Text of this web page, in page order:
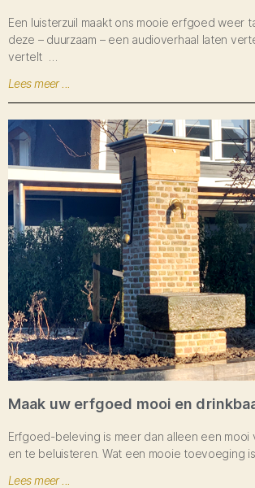
Een luisterzuil maakt ons mooie erfgoed weer
deze – duurzaam – een audioverhaal laten
vertelt …
Lees meer ...
Maak uw erfgoed mooi en
Erfgoed-beleving is meer dan alleen een mooi
en te beluisteren. Wat een mooie toevoeging
Lees meer ...